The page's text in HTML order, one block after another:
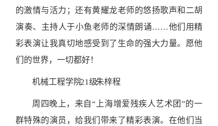
的激情与活力；还有黄耀龙老师的悠扬歌声和二胡
演奏、主持人于小鱼老师的深情朗诵……他们用精
彩表演让我真切地感受到了生命的强大力量。愿他
们的世界，一切都好！
机械工程学院 21级 朱梓程
周四晚上，来自“上海增爱残疾人艺术团”的一
群特殊的演员，给我们带来了精彩表演。在他们当